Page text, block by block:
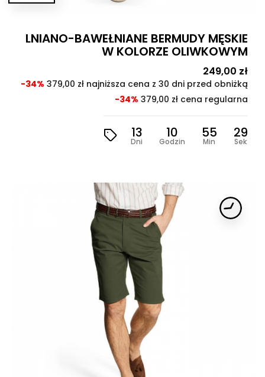
LNIANO-BAWEŁNIANE BERMUDY MĘSKIE
W KOLORZE OLIWKOWYM
Cena
249,00 zł
-34% 379,00 zł najniższa cena z 30 dni przed obniżką
-34% 379,00 zł cena regularna
13
Dni
10
Godzin
55
Min
28
Sek